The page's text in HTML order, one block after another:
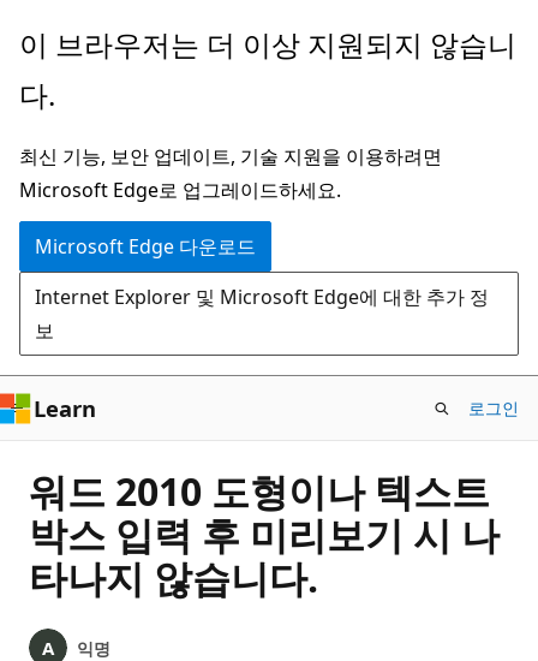
주
콘
츠
로
건
너
뛰
기
이 브라우저는 더 이상 지원되지 않습니
다.
최신 기능, 보안 업데이트, 기술 지원을 이용하려면
Microsoft Edge로 업그레이드하세요.
Microsoft Edge 다운로드
Internet Explorer 및 Microsoft Edge에 대한 추가 정
보
Learn 로그인
워드 2010 도형이나 텍스트
박스 입력 후 미리보기 시 나
타나지 않습니다.
익명